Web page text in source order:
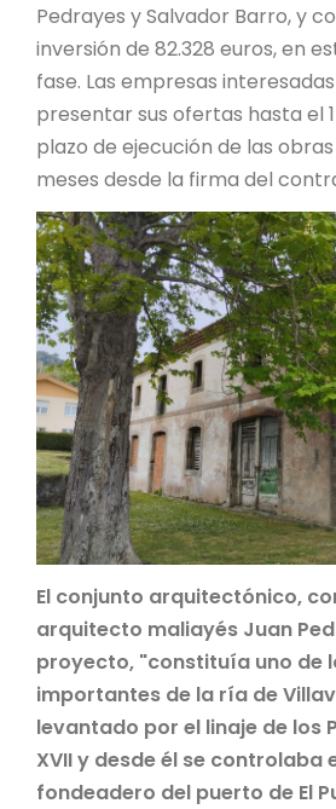
Pedrayes y Salvador Barro, y
inversión de 82.328 euros, en
fase. Las empresas
presentar sus ofertas hasta el
plazo de ejecución de las
meses desde la firma del
El conjunto arquitectónico,
arquitecto maliayés Juan
proyecto, "constituía uno de
importantes de la ría de
levantado por el linaje de los
XVII y desde él se controlaba
fondeadero del puerto de El